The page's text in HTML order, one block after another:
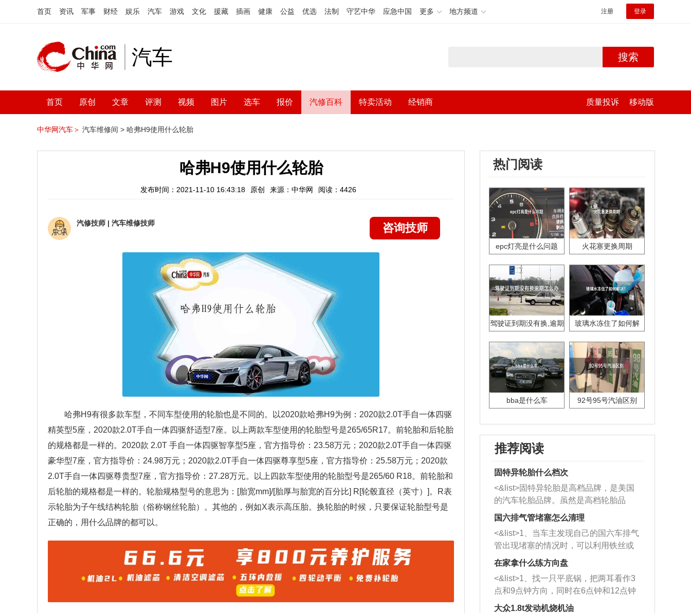
首页 资讯 军事 财经 娱乐 汽车 游戏 文化 援藏 插画 健康 公益 优选 法制 守艺中华 应急中国 更多 地方频道 注册 登录
汽车 搜索
首页 原创 文章 评测 视频 图片 选车 报价 汽修百科 特卖活动 经销商 质量投诉 移动版
中华网汽车＞ 汽车维修间 > 哈弗H9使用什么轮胎
哈弗H9使用什么轮胎
发布时间：2021-11-10 16:43:18 原创 来源：中华网 阅读：4426
汽修技师 | 汽车维修技师 咨询技师
哈弗H9有很多款车型，不同车型使用的轮胎也是不同的。以2020款哈弗H9为例：2020款2.0T手自一体四驱
精英型5座，2020款2.0T手自一体四驱舒适型7座。以上两款车型使用的轮胎型号是265/65R17。前轮胎和后轮胎
的规格都是一样的。2020款 2.0T 手自一体四驱智享型5座，官方指导价：23.58万元；2020款2.0T手自一体四驱
豪华型7座，官方指导价：24.98万元；2020款2.0T手自一体四驱尊享型5座，官方指导价：25.58万元；2020款
2.0T手自一体四驱尊贵型7座，官方指导价：27.28万元。以上四款车型使用的轮胎型号是265/60 R18。前轮胎和
后轮胎的规格都是一样的。轮胎规格型号的意思为：[胎宽mm]/[胎厚与胎宽的百分比] R[轮毂直径（英寸）]。R表
示轮胎为子午线结构轮胎（俗称钢丝轮胎）。其他的，例如X表示高压胎。换轮胎的时候，只要保证轮胎型号是
正确的，用什么品牌的都可以。
热门阅读
epc灯亮是什么问题 火花塞更换周期
驾驶证到期没有换,逾期
玻璃水冻住了如何解
bba是什么车 92号95号汽油区别
推荐阅读
固特异轮胎什么档次
<&list>固特异轮胎是高档品牌，是美国
的汽车轮胎品牌。虽然是高档轮胎品
牌，但是中高低端的轮胎都有生产，这
也是为了更好的开拓市场。
国六排气管堵塞怎么清理
<&list>1、当车主发现自己的国六车排气
管出现堵塞的情况时，可以利用铁丝或
者是细棍，直接将杂物给取出来，如果
堵塞情况比较严重，也可以采取应急措
施。 <&list>2、直接利用木棍将所有的
杂物推到排气管里面的位置处，然后将
三元催化器拆解开，就可以将堵塞的东
在家拿什么练方向盘
<&list>1、找一只平底锅，把两耳看作3
点和9点钟方向，同时在6点钟和12点钟
方向做一个标记。 <&list>2、双手握住
大众1.8t发动机烧机油